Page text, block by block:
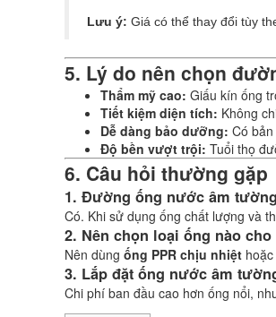
Lưu ý: Giá có thể thay đổi tùy
5. Lý do nên chọn
Thẩm mỹ cao: Giấu kín ống
Tiết kiệm diện tích: Không
Dễ dàng bảo dưỡng: Có
Độ bền vượt trội: Tuổi thọ
6. Câu hỏi thường gặp
1. Đường ống nước âm
Có. Khi sử dụng ống chất lượng và
2. Nên chọn loại ống nào
Nên dùng ống PPR chịu nhiệt hoặc
3. Lắp đặt ống nước âm
Chi phí ban đầu cao hơn ống nổi,